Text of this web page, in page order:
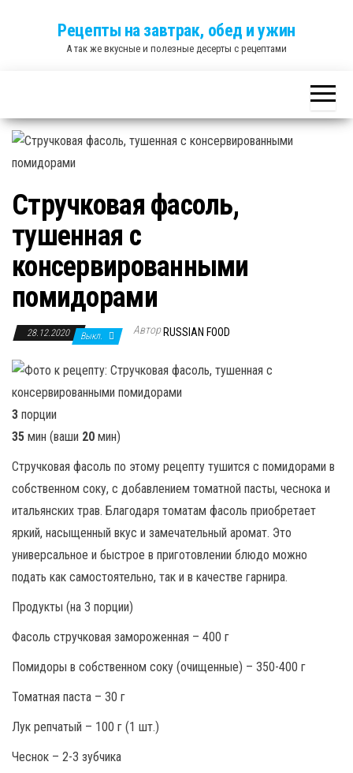
Рецепты на завтрак, обед и ужин
А так же вкусные и полезные десерты с рецептами
Стручковая фасоль,
тушенная с
консервированными
помидорами
28.12.2020 Выкл. Автор RUSSIAN FOOD
3 порции
35 мин (ваши 20 мин)
Стручковая фасоль по этому рецепту тушится с помидорами в
собственном соку, с добавлением томатной пасты, чеснока и
итальянских трав. Благодаря томатам фасоль приобретает
яркий, насыщенный вкус и замечательный аромат. Это
универсальное и быстрое в приготовлении блюдо можно
подать как самостоятельно, так и в качестве гарнира.
Продукты (на 3 порции)
Фасоль стручковая замороженная – 400 г
Помидоры в собственном соку (очищенные) – 350-400 г
Томатная паста – 30 г
Лук репчатый – 100 г (1 шт.)
Чеснок – 2-3 зубчика